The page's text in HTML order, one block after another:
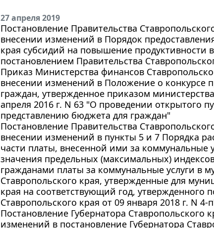
27 апреля 2019
Постановление Правительства
внесении изменений в Порядок
края субсидий на повышение продуктивности
постановлением Правительства
Приказ Министерства финансов
внесении изменений в Положение о конкурсе
граждан, утвержденное приказом
апреля 2016 г. N 63 "О проведении открытого
представлению бюджета для граждан"
Постановление Правительства
внесении изменений в пункты 5 и 7 Порядка
части платы, внесенной ими за коммунальные
значения предельных (максимальных)
гражданами платы за коммунальные услуги в
Ставропольского края, утвержденные для
края на соответствующий год, утвержденного
Ставропольского края от 09 января 2018 г. N 4-
Постановление Губернатора Ставропольского
изменений в постановление Губернатора